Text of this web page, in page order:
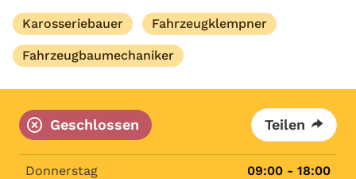
Karosseriebauer Fahrzeugklempner
Fahrzeugbaumechaniker
Geschlossen Teilen
Donnerstag 09:00 - 18:00